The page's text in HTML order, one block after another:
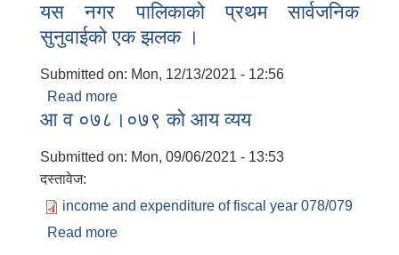
पटक प्रकासन ।
यस नगर पालिकाको प्रथम सार्वजनिक
सुनुवाईको एक झलक ।
Submitted on: Mon, 12/13/2021 - 12:56
Read more
सुनुवाईको एक झलक ।
आ‍ व ०७८।०७९ काे आय व्यय
Submitted on: Mon, 09/06/2021 - 13:53
दस्तावेज:
income and expenditure of fiscal year 078/079
Read more